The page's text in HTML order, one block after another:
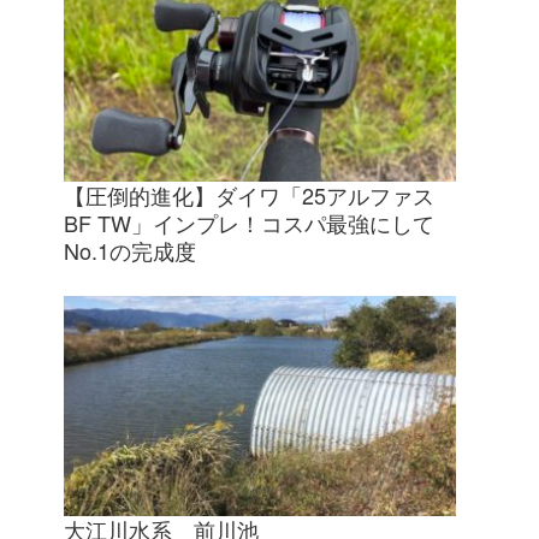
【圧倒的進化】ダイワ「25アルファス
BF TW」インプレ！コスパ最強にして
No.1の完成度
大江川水系 前川池